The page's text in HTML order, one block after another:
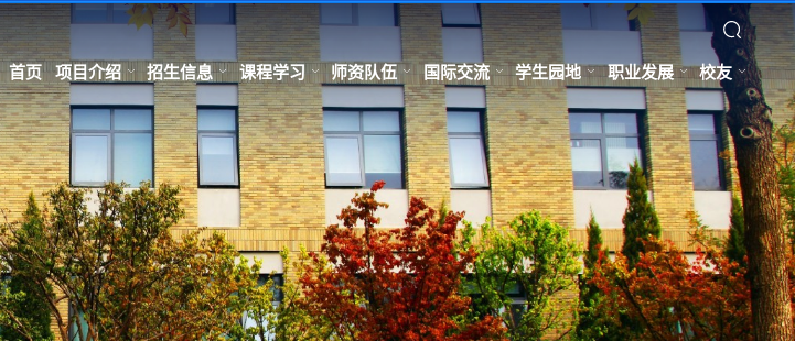
首页 项目介绍 招生信息 课程学习 师资队伍 国际交流 学生园地 职业发展 校友